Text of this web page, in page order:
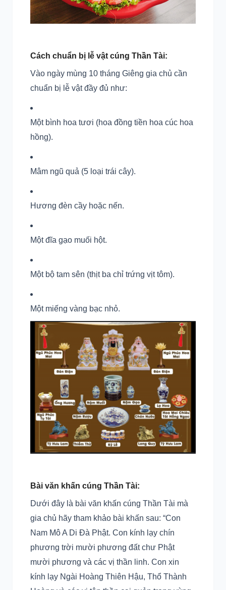
Cách chuẩn bị lễ vật cúng Thần Tài:
Vào ngày mùng 10 tháng Giêng gia chủ cần
chuẩn bị lễ vật đầy đủ như:
Một bình hoa tươi (hoa đồng tiền hoa cúc hoa
hồng).
Mâm ngũ quả (5 loại trái cây).
Hương đèn cầy hoặc nến.
Một đĩa gạo muối hột.
Một bộ tam sên (thịt ba chỉ trứng vịt tôm).
Một miếng vàng bạc nhỏ.
Bài văn khấn cúng Thần Tài:
Dưới đây là bài văn khấn cúng Thần Tài mà
gia chủ hãy tham khảo bài khấn sau: “Con
Nam Mô A Di Đà Phật. Con kính lạy chín
phương trời mười phương đất chư Phật
mười phương và các vị thần linh. Con xin
kính lạy Ngài Hoàng Thiên Hậu, Thổ Thành